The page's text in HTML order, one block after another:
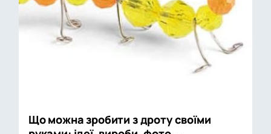
Що можна зробити з дроту своїми